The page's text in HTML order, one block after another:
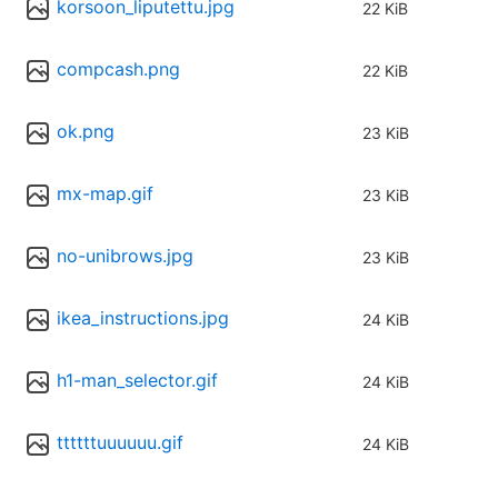
korsoon_liputettu.jpg 22 KiB
compcash.png 22 KiB
ok.png 23 KiB
mx-map.gif 23 KiB
no-unibrows.jpg 23 KiB
ikea_instructions.jpg 24 KiB
h1-man_selector.gif 24 KiB
ttttttuuuuuu.gif 24 KiB